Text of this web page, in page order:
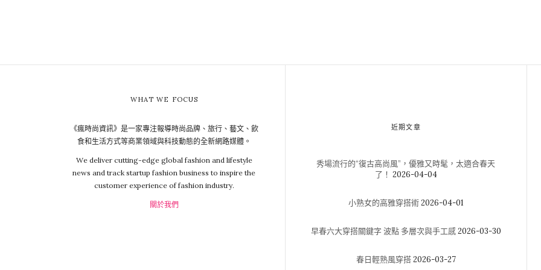
WHAT WE FOCUS
《瘋時尚資訊》是一家專注報導時尚品牌、旅行、藝文、飲
食和生活方式等商業領域與科技動態的全新網路媒體。
We deliver cutting-edge global fashion and lifestyle
news and track startup fashion business to inspire the
customer experience of fashion industry.
關於我們
近期文章
秀場流行的“復古高尚風”，優雅又時髦，太適合春天
了！ 2026-04-04
小熟女的高雅穿搭術2026-04-01
早春六大穿搭關鍵字 波點 多層次與手工感2026-03-30
春日輕熟風穿搭2026-03-27